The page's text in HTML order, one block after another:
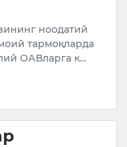
халқ
90 ёшида вафот